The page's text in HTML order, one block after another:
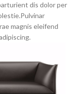
dis dolor per
magnis eleifend